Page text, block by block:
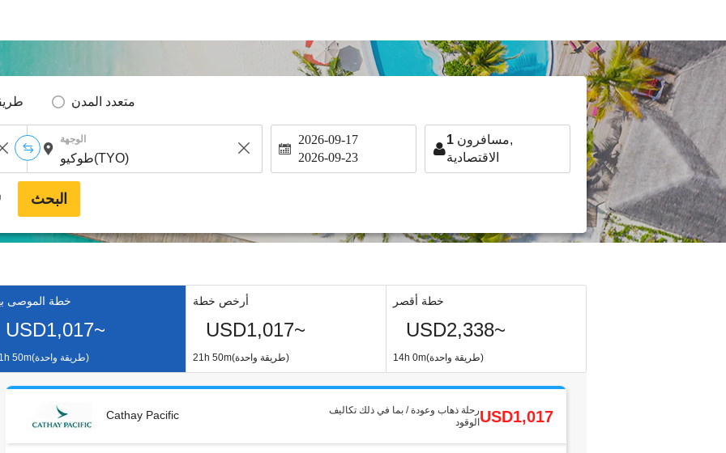
متعدد المدن
الوجهة 2026-09-17
2026-09-23
1
مسافرون,
الاقتصادية
البحث
خطة الموصى
USD1,017~
21h 50m(طريقة واحدة)
أرخص خطة
USD1,017~
21h 50m(طريقة واحدة)
خطة أقصر
USD2,338~
14h 0m(طريقة واحدة)
Cathay Pacific
رحلة ذهاب وعودة / بما في ذلك تكاليف
الوقودUSD1,017